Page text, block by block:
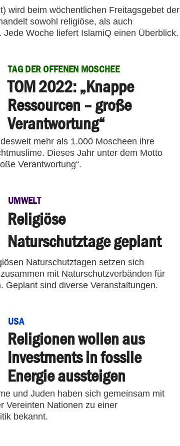
wird beim wöchentlichen Freitagsgebet der
sowohl religiöse, als auch
Woche liefert IslamiQ einen Überblick.
TAG DER OFFENEN MOSCHEE
TOM 2022: „Knappe
Ressourcen – große
Verantwortung“
mehr als 1.000 Moscheen ihre
Dieses Jahr unter dem Motto
Verantwortung“.
UMWELT
Religiöse
Naturschutztage geplant
Naturschutztagen setzen sich
mit Naturschutzverbänden für
Geplant sind diverse Veranstaltungen.
USA
Religionen wollen aus
Investments in fossile
Energie aussteigen
und Juden haben sich gemeinsam mit
Vereinten Nationen zu einer
bekannt.